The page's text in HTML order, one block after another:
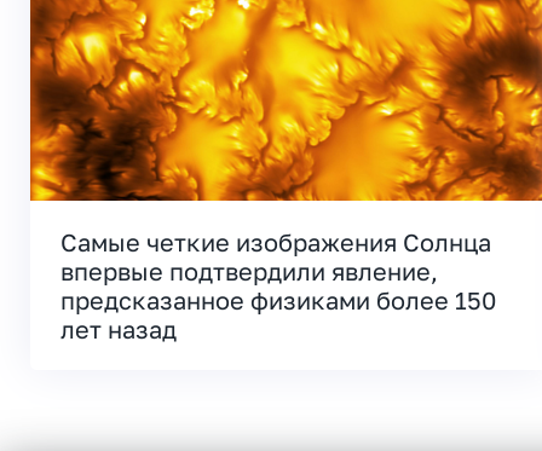
Самые четкие изображения Солнца
впервые подтвердили явление,
предсказанное физиками более 150
лет назад